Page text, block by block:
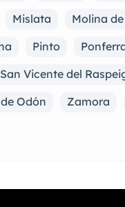
Mislata Molina
Pinto
San Vicente del
Odón Zamora